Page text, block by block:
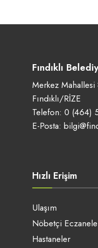
Fındıklı
Merkez
Fındıklı/RİZE
Telefon: 0 (464)
E-Posta:
Hızlı Erişim
Ulaşım
Nöbetçi
Hastaneler